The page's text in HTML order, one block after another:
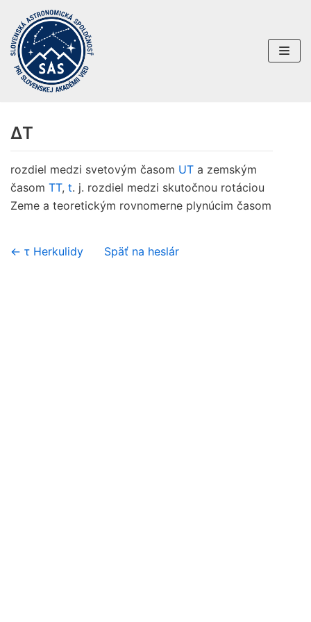
Preskočiť
na
obsah
∆T
rozdiel medzi svetovým časom UT a zemským
časom TT, t. j. rozdiel medzi skutočnou rotáciou
Zeme a teoretickým rovnomerne plynúcim časom
← τ Herkulidy Späť na heslár